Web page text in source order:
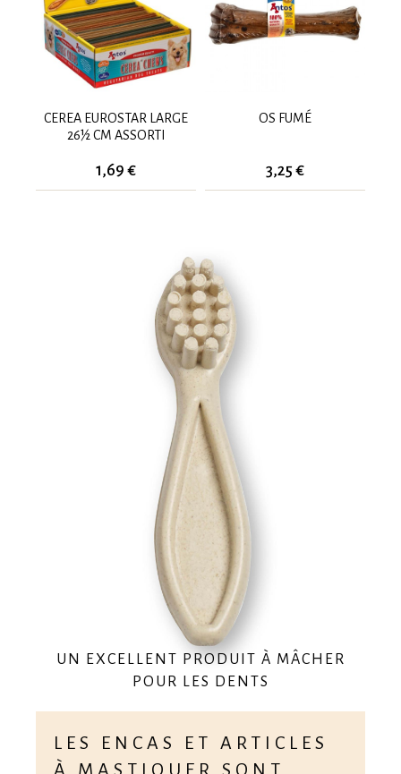
CEREA EUROSTAR LARGE
26½ CM ASSORTI
1,69 €
OS FUMÉ
3,25 €
UN EXCELLENT PRODUIT À MÂCHER
POUR LES DENTS
LES ENCAS ET ARTICLES
À MASTIQUER SONT